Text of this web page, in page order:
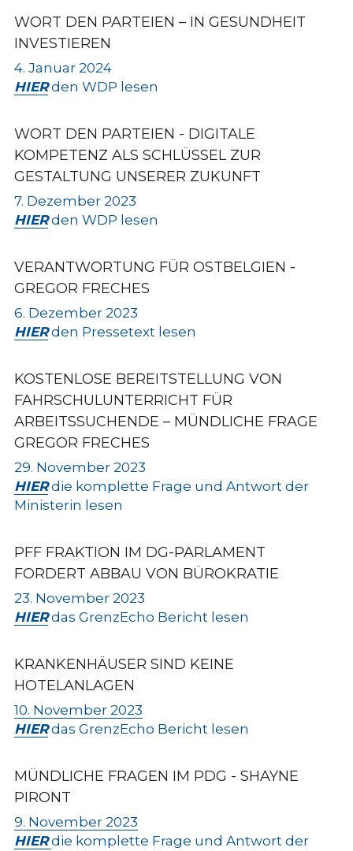
WORT DEN PARTEIEN – IN GESUNDHEIT
INVESTIEREN
4. Januar 2024
HIER den WDP lesen
WORT DEN PARTEIEN - DIGITALE
KOMPETENZ ALS SCHLÜSSEL ZUR
GESTALTUNG UNSERER ZUKUNFT
7. Dezember 2023
HIER den WDP lesen
VERANTWORTUNG FÜR OSTBELGIEN -
GREGOR FRECHES
6. Dezember 2023
HIER den Pressetext lesen
KOSTENLOSE BEREITSTELLUNG VON
FAHRSCHULUNTERRICHT FÜR
ARBEITSSUCHENDE – MÜNDLICHE FRAGE
GREGOR FRECHES
29. November 2023
HIER die komplette Frage und Antwort der
Ministerin lesen
PFF FRAKTION IM DG-PARLAMENT
FORDERT ABBAU VON BÜROKRATIE
23. November 2023
HIER das GrenzEcho Bericht lesen
KRANKENHÄUSER SIND KEINE
HOTELANLAGEN
10. November 2023
HIER das GrenzEcho Bericht lesen
MÜNDLICHE FRAGEN IM PDG - SHAYNE
PIRONT
9. November 2023
HIER die komplette Frage und Antwort der